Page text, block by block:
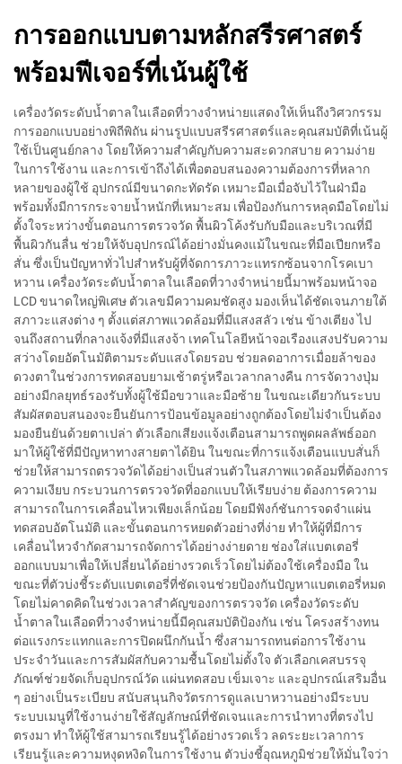
การออกแบบตามหลักสรีรศาสตร์
พร้อมฟีเจอร์ที่เน้นผู้ใช้
เครื่องวัดระดับน้ำตาลในเลือดที่วางจำหน่ายแสดงให้เห็นถึงวิศวกรรม
การออกแบบอย่างพิถีพิถัน ผ่านรูปแบบสรีรศาสตร์และคุณสมบัติที่เน้นผู้
ใช้เป็นศูนย์กลาง โดยให้ความสำคัญกับความสะดวกสบาย ความง่าย
ในการใช้งาน และการเข้าถึงได้เพื่อตอบสนองความต้องการที่หลาก
หลายของผู้ใช้ อุปกรณ์มีขนาดกะทัดรัด เหมาะมือเมื่อจับไว้ในฝ่ามือ
พร้อมทั้งมีการกระจายน้ำหนักที่เหมาะสม เพื่อป้องกันการหลุดมือโดยไม่
ตั้งใจระหว่างขั้นตอนการตรวจวัด พื้นผิวโค้งรับกับมือและบริเวณที่มี
พื้นผิวกันลื่น ช่วยให้จับอุปกรณ์ได้อย่างมั่นคงแม้ในขณะที่มือเปียกหรือ
สั่น ซึ่งเป็นปัญหาทั่วไปสำหรับผู้ที่จัดการภาวะแทรกซ้อนจากโรคเบา
หวาน เครื่องวัดระดับน้ำตาลในเลือดที่วางจำหน่ายนี้มาพร้อมหน้าจอ
LCD ขนาดใหญ่พิเศษ ตัวเลขมีความคมชัดสูง มองเห็นได้ชัดเจนภายใต้
สภาวะแสงต่าง ๆ ตั้งแต่สภาพแวดล้อมที่มีแสงสลัว เช่น ข้างเตียง ไป
จนถึงสถานที่กลางแจ้งที่มีแสงจ้า เทคโนโลยีหน้าจอเรืองแสงปรับความ
สว่างโดยอัตโนมัติตามระดับแสงโดยรอบ ช่วยลดอาการเมื่อยล้าของ
ดวงตาในช่วงการทดสอบยามเช้าตรู่หรือเวลากลางคืน การจัดวางปุ่ม
อย่างมีกลยุทธ์รองรับทั้งผู้ใช้มือขวาและมือซ้าย ในขณะเดียวกันระบบ
สัมผัสตอบสนองจะยืนยันการป้อนข้อมูลอย่างถูกต้องโดยไม่จำเป็นต้อง
มองยืนยันด้วยตาเปล่า ตัวเลือกเสียงแจ้งเตือนสามารถพูดผลลัพธ์ออก
มาให้ผู้ใช้ที่มีปัญหาทางสายตาได้ยิน ในขณะที่การแจ้งเตือนแบบสั่นก็
ช่วยให้สามารถตรวจวัดได้อย่างเป็นส่วนตัวในสภาพแวดล้อมที่ต้องการ
ความเงียบ กระบวนการตรวจวัดที่ออกแบบให้เรียบง่าย ต้องการความ
สามารถในการเคลื่อนไหวเพียงเล็กน้อย โดยมีฟังก์ชันการจดจำแผ่น
ทดสอบอัตโนมัติ และขั้นตอนการหยดตัวอย่างที่ง่าย ทำให้ผู้ที่มีการ
เคลื่อนไหวจำกัดสามารถจัดการได้อย่างง่ายดาย ช่องใส่แบตเตอรี่
ออกแบบมาเพื่อให้เปลี่ยนได้อย่างรวดเร็วโดยไม่ต้องใช้เครื่องมือ ใน
ขณะที่ตัวบ่งชี้ระดับแบตเตอรี่ที่ชัดเจนช่วยป้องกันปัญหาแบตเตอรี่หมด
โดยไม่คาดคิดในช่วงเวลาสำคัญของการตรวจวัด เครื่องวัดระดับ
น้ำตาลในเลือดที่วางจำหน่ายนี้มีคุณสมบัติป้องกัน เช่น โครงสร้างทน
ต่อแรงกระแทกและการปิดผนึกกันน้ำ ซึ่งสามารถทนต่อการใช้งาน
ประจำวันและการสัมผัสกับความชื้นโดยไม่ตั้งใจ ตัวเลือกเคสบรรจุ
ภัณฑ์ช่วยจัดเก็บอุปกรณ์วัด แผ่นทดสอบ เข็มเจาะ และอุปกรณ์เสริมอื่น
ๆ อย่างเป็นระเบียบ สนับสนุนกิจวัตรการดูแลเบาหวานอย่างมีระบบ
ระบบเมนูที่ใช้งานง่ายใช้สัญลักษณ์ที่ชัดเจนและการนำทางที่ตรงไป
ตรงมา ทำให้ผู้ใช้สามารถเรียนรู้ได้อย่างรวดเร็ว ลดระยะเวลาการ
เรียนรู้และความหงุดหงิดในการใช้งาน ตัวบ่งชี้อุณหภูมิช่วยให้มั่นใจว่า